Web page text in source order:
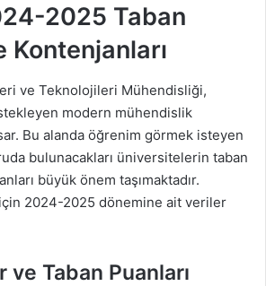
2025 Taban
Kontenjanları
ve Teknolojileri Mühendisliği,
modern mühendislik
Bu alanda öğrenim görmek isteyen
bulunacakları üniversitelerin taban
büyük önem taşımaktadır.
2024-2025 dönemine ait veriler
Taban Puanları